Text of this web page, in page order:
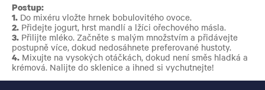
Postup:
1. Do mixéru vložte hrnek bobulovitého ovoce.
2. Přidejte jogurt, hrst mandlí a lžíci ořechového másla.
3. Přilijte mléko. Začněte s malým množstvím a přidávejte
postupně více, dokud nedosáhnete preferované hustoty.
4. Mixujte na vysokých otáčkách, dokud není směs hladká a
krémová. Nalijte do sklenice a ihned si vychutnejte!